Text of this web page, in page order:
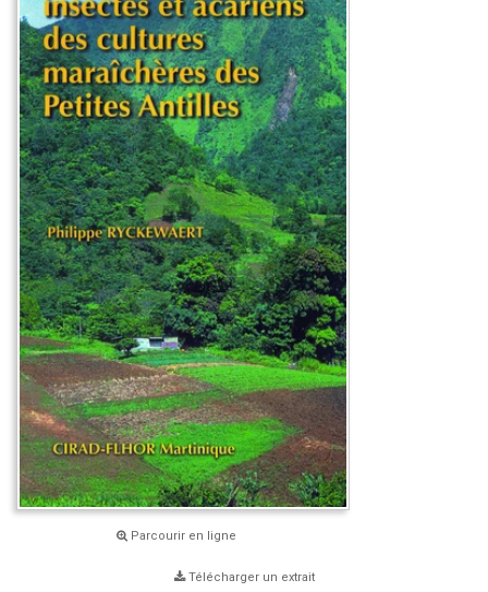
Parcourir en ligne
Télécharger un extrait